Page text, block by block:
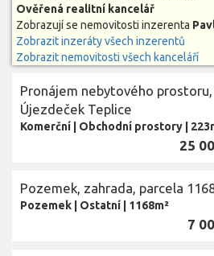
Vše
Lokalita
Ověřená realitní kancelář
Zobrazují se nemovitosti inzerenta
Zobrazit inzeráty všech inzerentů
Zobrazit nemovitosti všech kanceláří
Pronájem nebytového
Újezdeček Teplice
Komerční Obchodní prostory
25
Pozemek, zahrada, parcela
Pozemek Ostatní 1168m²
7